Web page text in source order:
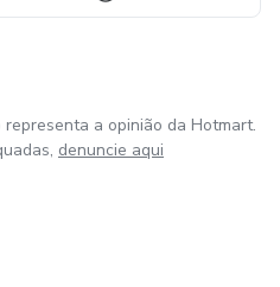
a opinião da Hotmart.
denuncie aqui